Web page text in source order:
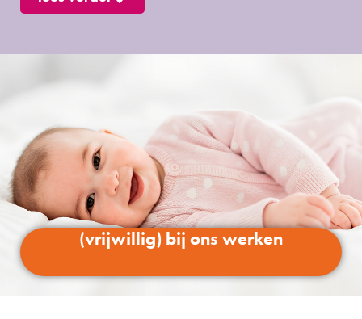
(vrijwillig) bij ons werken